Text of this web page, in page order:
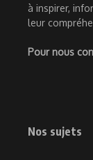
à inspirer,
leur
Pour nous
Nos sujets